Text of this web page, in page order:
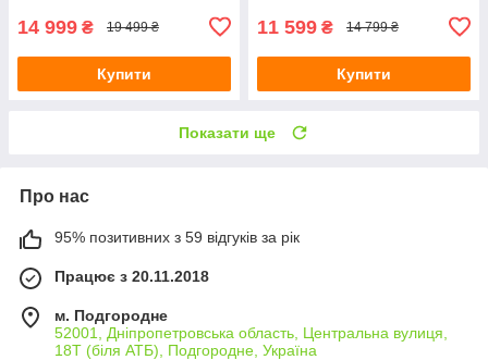
14 999 ₴ 19 499 ₴
Купити
11 599 ₴ 14 799 ₴
Купити
Показати ще
Про нас
95% позитивних з 59 відгуків за рік
Працює з 20.11.2018
м. Подгородне
52001, Дніпропетровська область, Центральна вулиця,
18Т (біля АТБ), Подгородне, Україна